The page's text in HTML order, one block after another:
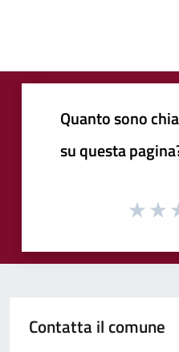
Quanto sono
su questa
Contatta il comune